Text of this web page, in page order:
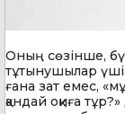
Оның сөзінше,
тұтынушылар
ғана зат емес,
қандай оқиға